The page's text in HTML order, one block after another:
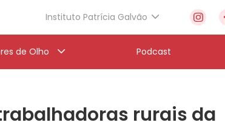
Instituto Patrícia Galvão
de Olho Podcast
rurais da